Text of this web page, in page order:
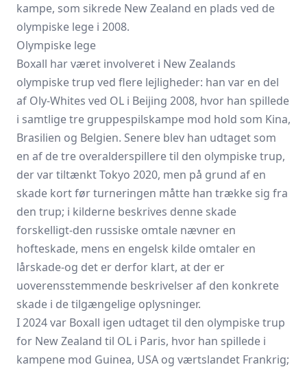
kampe, som sikrede New Zealand en plads ved de
olympiske lege i 2008.
Olympiske lege
Boxall har været involveret i New Zealands
olympiske trup ved flere lejligheder: han var en del
af Oly-Whites ved OL i Beijing 2008, hvor han spillede
i samtlige tre gruppespilskampe mod hold som Kina,
Brasilien og Belgien. Senere blev han udtaget som
en af de tre overalderspillere til den olympiske trup,
der var tiltænkt Tokyo 2020, men på grund af en
skade kort før turneringen måtte han trække sig fra
den trup; i kilderne beskrives denne skade
forskelligt-den russiske omtale nævner en
hofteskade, mens en engelsk kilde omtaler en
lårskade-og det er derfor klart, at der er
uoverensstemmende beskrivelser af den konkrete
skade i de tilgængelige oplysninger.
I 2024 var Boxall igen udtaget til den olympiske trup
for New Zealand til OL i Paris, hvor han spillede i
kampene mod Guinea, USA og værtslandet Frankrig;